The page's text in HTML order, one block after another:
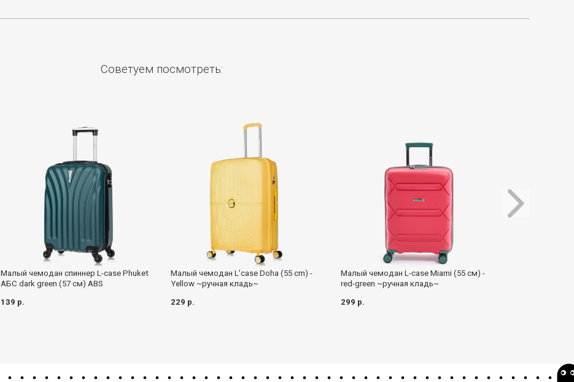
Советуем посмотреть:
Малый чемодан спиннер L-case Phuket
АБС dark green (57 см) ABS
139 р.
Малый чемодан L’case Doha (55 cm) -
Yellow ~ручная кладь~
229 р.
Малый чемодан L-case Miami (55 см) -
red-green ~ручная кладь~
299 р.